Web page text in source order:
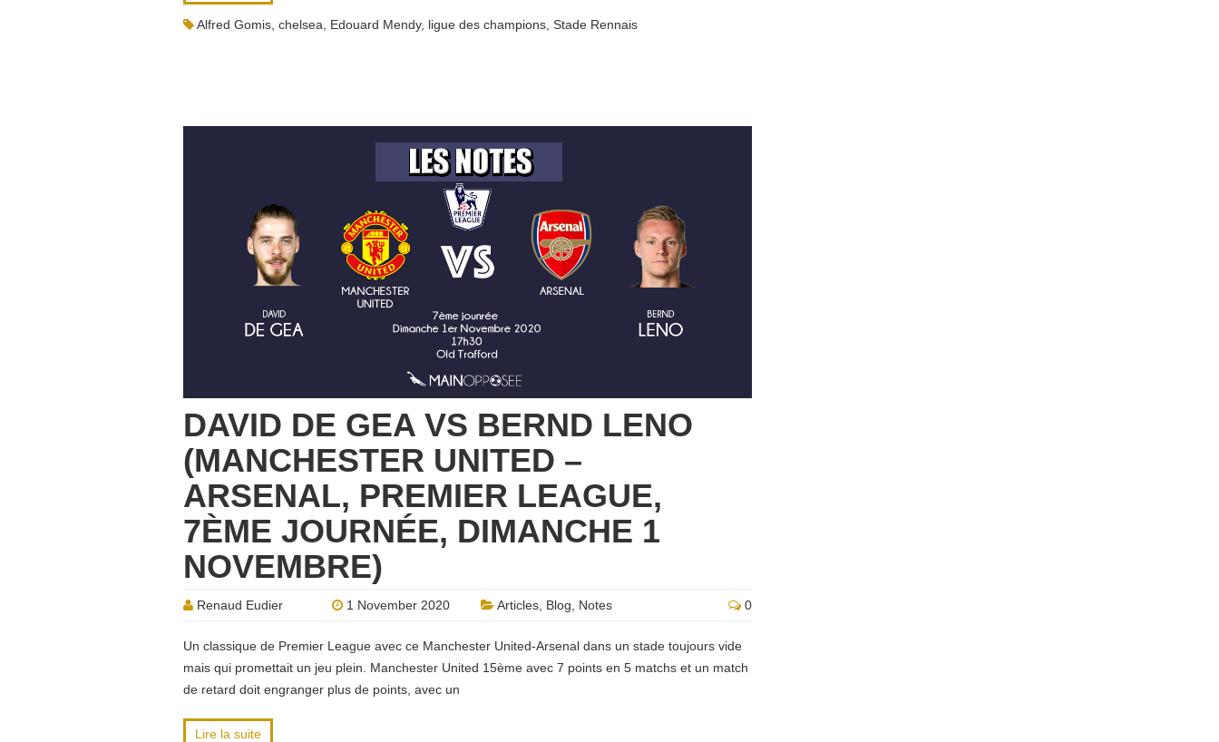
Alfred Gomis chelsea Edouard Mendy, ligue des champions Stade Rennais
DAVID DE GEA VS BERND LENO
(MANCHESTER UNITED –
ARSENAL, PREMIER LEAGUE,
7ÈME JOURNÉE, DIMANCHE 1
NOVEMBRE)
Renaud Eudier 1 November 2020 Articles Blog Notes 0
Un classique de Premier League avec ce Manchester United-Arsenal dans un stade toujours vide
mais qui promettait un jeu plein. Manchester United 15ème avec 7 points en 5 matchs et un match
de retard doit engranger plus de points, avec un
Lire la suite